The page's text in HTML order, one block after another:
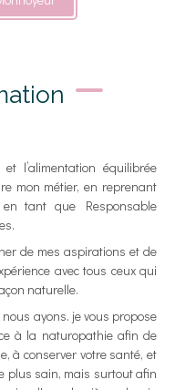
l’alimentation équilibrée
mon métier, en reprenant
tant que Responsable
de mes aspirations et de
avec tous ceux qui
naturelle.
ayons. je vous propose
à la naturopathie afin de
à conserver votre santé, et
plus sain, mais surtoutafin